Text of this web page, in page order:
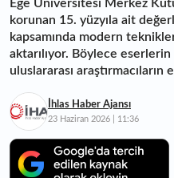
Ege Üniversitesi Merkez
korunan 15. yüzyıla ait
kapsamında modern
aktarılıyor. Böylece
uluslararası
İhlas Haber Ajansı
23 Haziran 2026 | 11:36